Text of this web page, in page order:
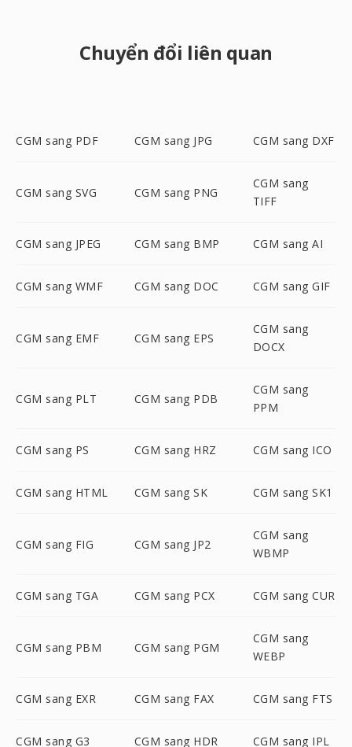
Chuyển đổi liên quan
CGM sang PDF CGM sang JPG CGM sang DXF
CGM sang SVG CGM sang PNG
CGM sang
TIFF
CGM sang JPEG CGM sang BMP CGM sang AI
CGM sang WMF CGM sang DOC CGM sang GIF
CGM sang EMF CGM sang EPS
CGM sang
DOCX
CGM sang PLT CGM sang PDB
CGM sang
PPM
CGM sang PS CGM sang HRZ CGM sang ICO
CGM sang HTML CGM sang SK CGM sang SK1
CGM sang FIG CGM sang JP2
CGM sang
WBMP
CGM sang TGA CGM sang PCX CGM sang CUR
CGM sang PBM CGM sang PGM
CGM sang
WEBP
CGM sang EXR CGM sang FAX CGM sang FTS
CGM sang G3 CGM sang HDR CGM sang IPL